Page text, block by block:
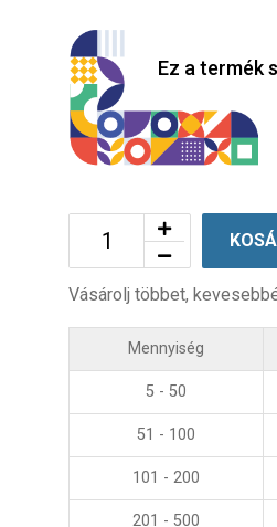
Ez a termék
Vásárolj többet,
Mennyiség
5 - 50
51 - 100
101 - 200
201 - 500